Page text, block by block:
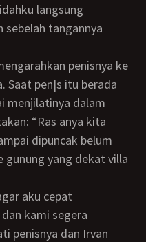
langsung
sebelah tangannya
Saat pen|s itu berada
menjilatinya dalam
“Ras anya kita
dipuncak belum
gunung yang dekat villa
kami segera
penisnya dan Irvan